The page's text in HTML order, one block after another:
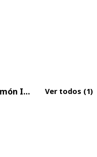
Destinos turísticos en Limón Indanza Ver todos (1)